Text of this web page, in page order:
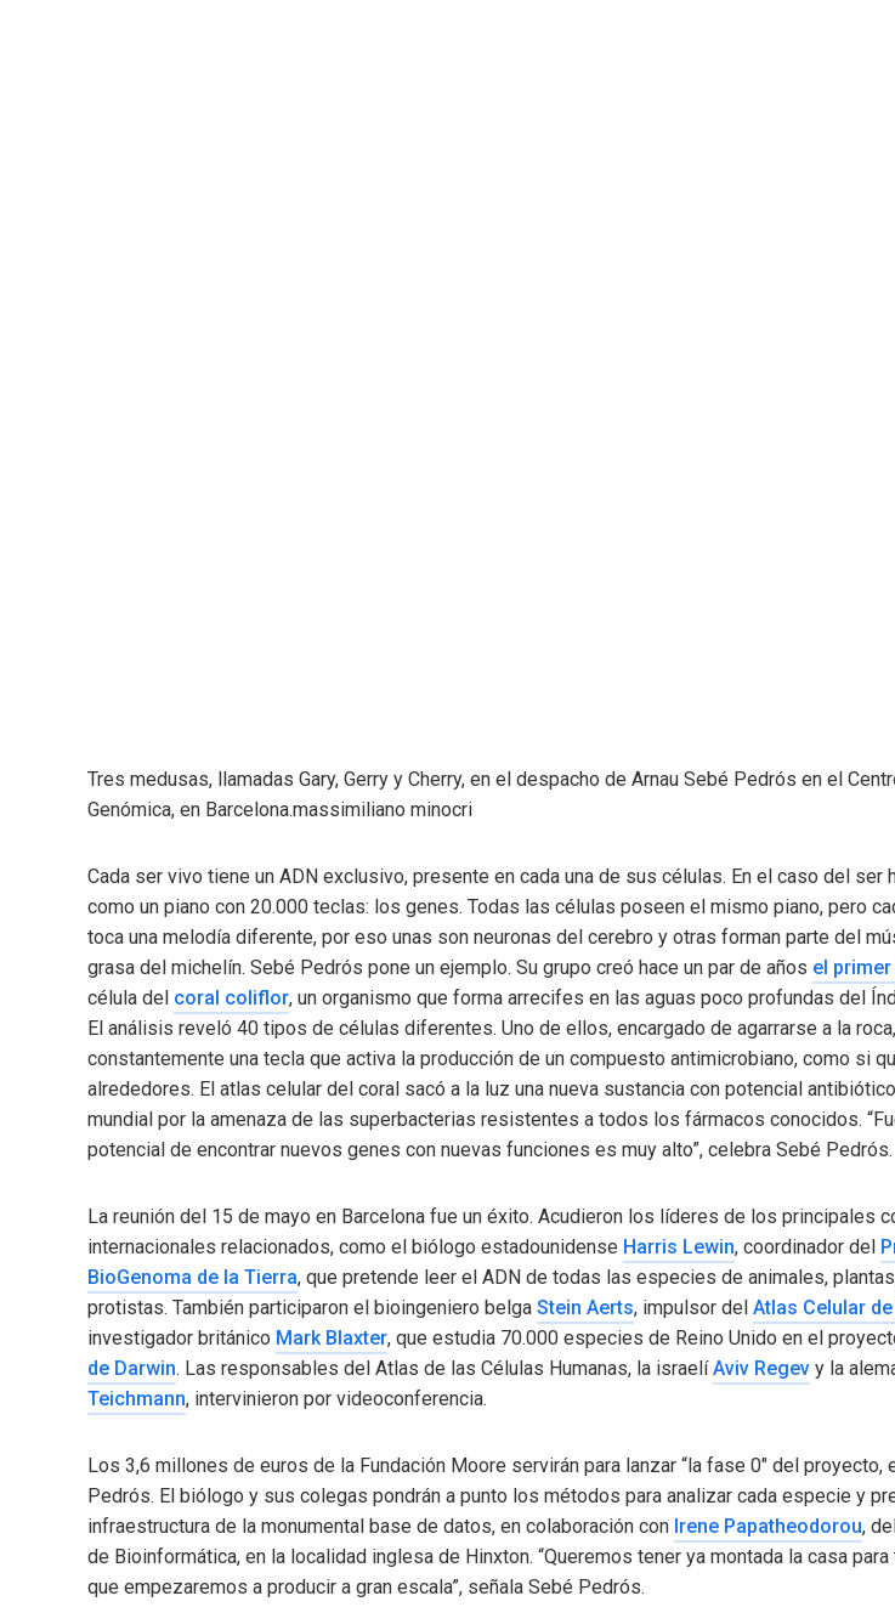
Tres medusas, llamadas Gary, Gerry y Cherry, en el despacho de Arnau Sebé Pedrós en el
Genómica, en Barcelona.massimiliano minocri
Cada ser vivo tiene un ADN exclusivo, presente en cada una de sus células. En el caso del ser
como un piano con 20.000 teclas: los genes. Todas las células poseen el mismo piano, pero
toca una melodía diferente, por eso unas son neuronas del cerebro y otras forman parte del
grasa del michelín. Sebé Pedrós pone un ejemplo. Su grupo creó hace un par de años el
célula del coral coliflor, un organismo que forma arrecifes en las aguas poco profundas del
El análisis reveló 40 tipos de células diferentes. Uno de ellos, encargado de agarrarse a la
constantemente una tecla que activa la producción de un compuesto antimicrobiano, como si
alrededores. El atlas celular del coral sacó a la luz una nueva sustancia con potencial
mundial por la amenaza de las superbacterias resistentes a todos los fármacos conocidos.
potencial de encontrar nuevos genes con nuevas funciones es muy alto”, celebra Sebé Pedrós.
La reunión del 15 de mayo en Barcelona fue un éxito. Acudieron los líderes de los principales
internacionales relacionados, como el biólogo estadounidense Harris Lewin, coordinador del
BioGenoma de la Tierra, que pretende leer el ADN de todas las especies de animales,
protistas. También participaron el bioingeniero belga Stein Aerts, impulsor del Atlas Celular
investigador británico Mark Blaxter, que estudia 70.000 especies de Reino Unido en el
de Darwin. Las responsables del Atlas de las Células Humanas, la israelíAviv Regev y la
Teichmann, intervinieron por videoconferencia.
Los 3,6 millones de euros de la Fundación Moore servirán para lanzar “la fase 0″ del proyecto,
Pedrós. El biólogo y sus colegas pondrán a punto los métodos para analizar cada especie y
infraestructura de la monumental base de datos, en colaboración con Irene Papatheodorou,
de Bioinformática, en la localidad inglesa de Hinxton. “Queremos tener ya montada la casa
que empezaremos a producir a gran escala”, señala Sebé Pedrós.